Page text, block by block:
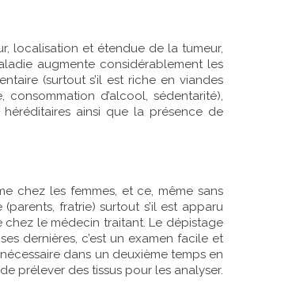
localisation et étendue de la tumeur,
augmente considérablement les
(surtout s’il est riche en viandes
d’alcool, sédentarité),
ainsi que la présence de
chez les femmes, et ce, même sans
fratrie) surtout s’il est apparu
le médecin traitant. Le dépistage
dernières, c’est un examen facile et
dans un deuxième temps en
prélever des tissus pour les analyser.